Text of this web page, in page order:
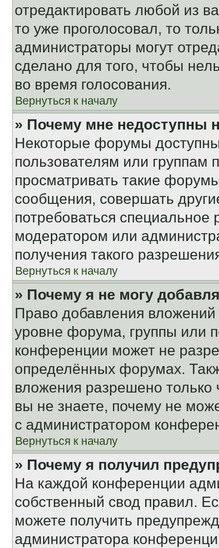
отредактировать любой из
то уже проголосовал, то
администраторы могут
сделано для того, чтобы
во время голосования.
Вернуться к началу
» Почему мне недоступны
Некоторые форумы
пользователям или группам
просматривать такие
сообщения, совершать
потребоваться
модератором или
получения такого
Вернуться к началу
» Почему я не могу
Право добавления
уровне форума, группы или
конференции может не
определённых форумах.
вложения разрешено
вы не знаете, почему не
с администратором
Вернуться к началу
» Почему я получил
На каждой конференции
собственный свод правил.
можете получить
администратора